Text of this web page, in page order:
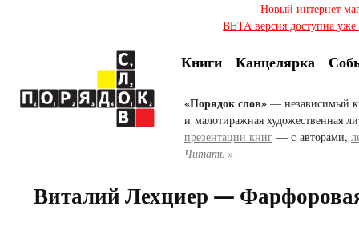
Новый интернет
BETA версия доступна
Книги Канцелярка
«Порядок слов» — независимый
и малотиражная художественная
презентации книг — с авторами,
Читать »
Виталий Лехциер —